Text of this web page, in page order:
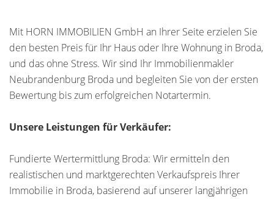
Mit HORN IMMOBILIEN GmbH an Ihrer Seite erzielen Sie
den besten Preis für Ihr Haus oder Ihre Wohnung in Broda,
und das ohne Stress. Wir sind Ihr Immobilienmakler
Neubrandenburg Broda und begleiten Sie von der ersten
Bewertung bis zum erfolgreichen Notartermin.
Unsere Leistungen für Verkäufer:
Fundierte Wertermittlung Broda: Wir ermitteln den
realistischen und marktgerechten Verkaufspreis Ihrer
Immobilie in Broda, basierend auf unserer langjährigen